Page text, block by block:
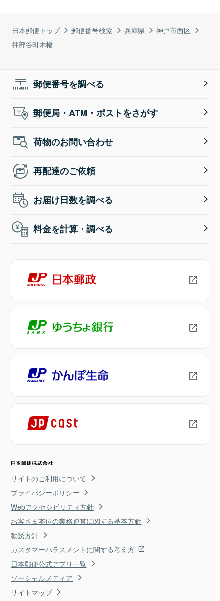
日本郵便トップ 郵便番号検索 兵庫県
神戸市西区
押部谷町木幡
郵便番号を調べる
郵便局・ATM・ポストをさがす
荷物のお問い合わせ
再配達のご依頼
お届け日数を調べる
料金を計算・調べる
サイトのご利用について
プライバシーポリシー
Webアクセシビリティ方針
お客さま本位の業務運営に関する基本方針
勧誘方針
カスタマーハラスメントに関する考え方
日本郵便公式アプリ一覧
ソーシャルメディア
サイトマップ